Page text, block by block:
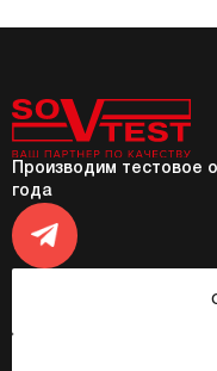
Производим тестовое
года